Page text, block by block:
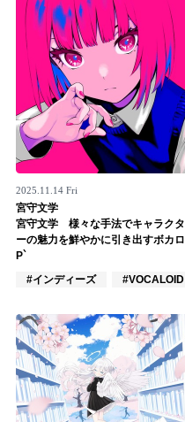
2025.11.14 Fri
宮守文学
宮守文学 様々な手法でキャラクタ
ーの魅力を鮮やかに引き出すボカロ
P`
#インディーズ
#VOCALOID